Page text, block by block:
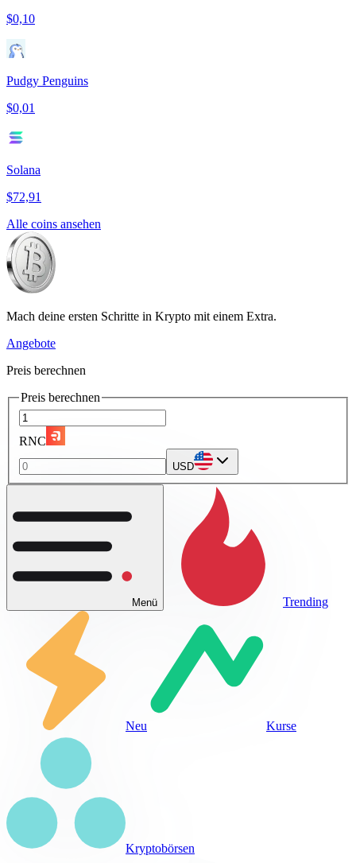
$0,10
Pudgy Penguins
$0,01
Solana
$72,91
Alle coins ansehen
Mach deine ersten Schritte in Krypto mit einem Extra.
Angebote
Preis berechnen
Preis berechnen
RNC
USD
Menü Trending
Neu Kurse
Kryptobörsen